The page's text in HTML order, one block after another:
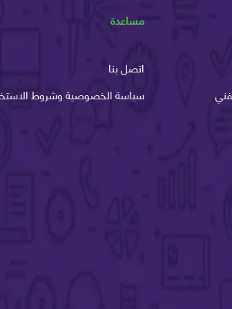
مساعدة
اتصل بنا
سياسة الخصوصية وشروط